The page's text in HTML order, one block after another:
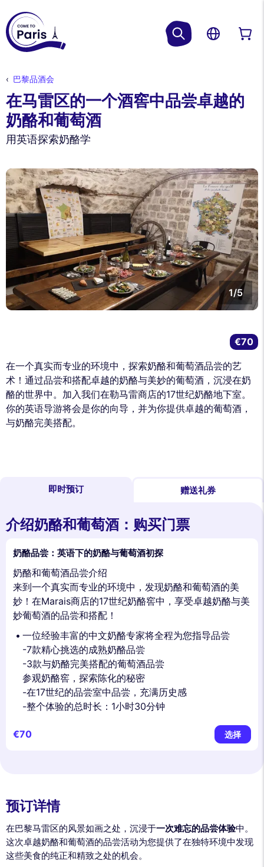
巴黎品酒会
在马雷区的一个酒窖中品尝卓越的
奶酪和葡萄酒
用英语探索奶酪学
1/5
在一个真实而专业的环境中，探索奶酪和葡萄酒品尝的艺
术！通过品尝和搭配卓越的奶酪与美妙的葡萄酒，沉浸在奶
酪的世界中。加入我们在勒马雷商店的17世纪奶酪地下室。
你的英语导游将会是你的向导，并为你提供卓越的葡萄酒，
与奶酪完美搭配。
€70
即时预订 赠送礼券
介绍奶酪和葡萄酒：购买门票
奶酪品尝：英语下的奶酪与葡萄酒初探
奶酪和葡萄酒品尝介绍
来到一个真实而专业的环境中，发现奶酪和葡萄酒的美
妙！在Marais商店的17世纪奶酪窖中，享受卓越奶酪与美
妙葡萄酒的品尝和搭配！
一位经验丰富的中文奶酪专家将全程为您指导品尝
-7款精心挑选的成熟奶酪品尝
-3款与奶酪完美搭配的葡萄酒品尝
参观奶酪窖，探索陈化的秘密
-在17世纪的品尝室中品尝，充满历史感
-整个体验的总时长：1小时30分钟
€70 选择
预订详情
在巴黎马雷区的风景如画之处，沉浸于一次难忘的品尝体验中。
这次卓越奶酪和葡萄酒的品尝活动为您提供了在独特环境中发现
这些美食的纯正和精致之处的机会。